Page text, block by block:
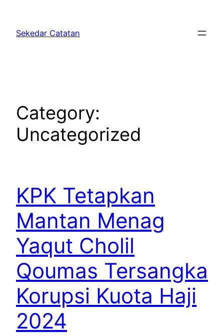
content
Sekedar Catatan
Category:
Uncategorized
KPK Tetapkan
Mantan Menag
Yaqut Cholil
Qoumas Tersangka
Korupsi Kuota Haji
2024